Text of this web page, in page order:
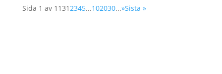
Sida 1 av 1131 2345...102030...»Sista »